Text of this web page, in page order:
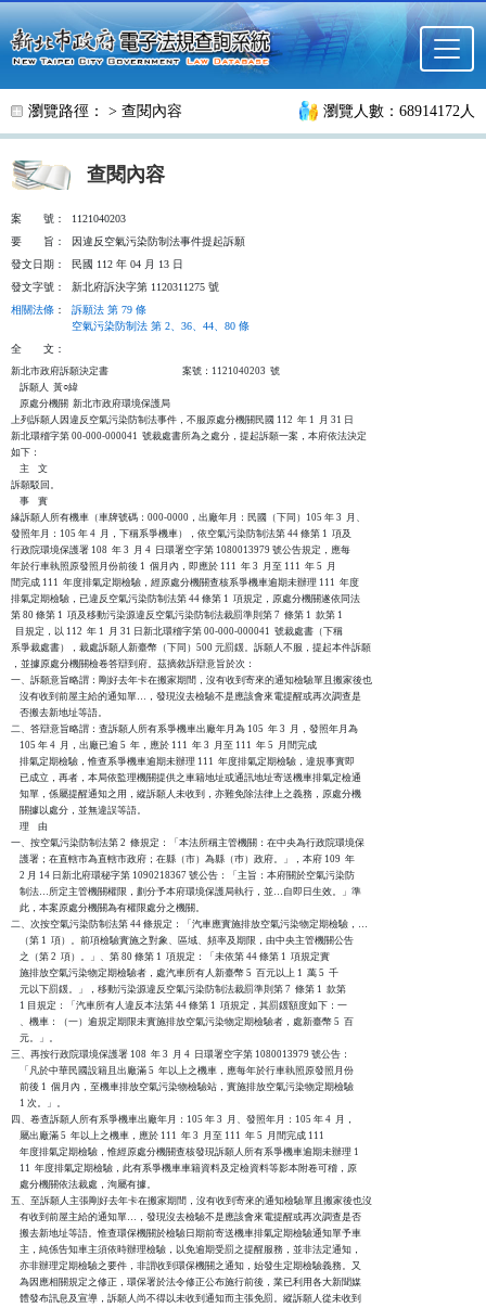
跳至主要內容
瀏覽路徑： > 查閱內容 瀏覽人數：68914172人
查閱內容
案 號：
1121040203
要
旨：
因違反空氣污染防制法事件提起訴願
發文日期：
民國 112 年 04 月 13 日
發文字號：
新北府訴決字第 1120311275 號
相關法條 ：
訴願法 第 79 條
空氣污染防制法 第 2、36、44、80 條
全
文：
新北市政府訴願決定書                                  案號：1121040203  號
    訴願人  黃○緯
    原處分機關  新北市政府環境保護局
上列訴願人因違反空氣污染防制法事件，不服原處分機關民國 112  年 1  月 31 日
新北環稽字第 00-000-000041  號裁處書所為之處分，提起訴願一案，本府依法決定
如下：
    主    文
訴願駁回。
    事    實
緣訴願人所有機車（車牌號碼：000-0000，出廠年月：民國（下同）105 年 3  月、
發照年月：105 年 4  月，下稱系爭機車），依空氣污染防制法第 44 條第 1  項及
行政院環境保護署 108  年 3  月 4  日環署空字第 1080013979 號公告規定，應每
年於行車執照原發照月份前後 1  個月內，即應於 111  年 3  月至 111  年 5  月
間完成 111  年度排氣定期檢驗，經原處分機關查核系爭機車逾期未辦理 111  年度
排氣定期檢驗，已違反空氣污染防制法第 44 條第 1  項規定，原處分機關遂依同法
第 80 條第 1  項及移動污染源違反空氣污染防制法裁罰準則第 7  條第 1  款第 1
  目規定，以 112  年 1  月 31 日新北環稽字第 00-000-000041  號裁處書（下稱
系爭裁處書），裁處訴願人新臺幣（下同）500 元罰鍰。訴願人不服，提起本件訴願
，並據原處分機關檢卷答辯到府。茲摘敘訴辯意旨於次：
一、訴願意旨略謂：剛好去年卡在搬家期間，沒有收到寄來的通知檢驗單且搬家後也
    沒有收到前屋主給的通知單…，發現沒去檢驗不是應該會來電提醒或再次調查是
    否搬去新地址等語。
二、答辯意旨略謂：查訴願人所有系爭機車出廠年月為 105  年 3  月，發照年月為
    105 年 4  月，出廠已逾 5  年，應於 111  年 3  月至 111  年 5  月間完成
    排氣定期檢驗，惟查系爭機車逾期未辦理 111  年度排氣定期檢驗，違規事實即
    已成立，再者，本局依監理機關提供之車籍地址或通訊地址寄送機車排氣定檢通
    知單，係屬提醒通知之用，縱訴願人未收到，亦難免除法律上之義務，原處分機
    關據以處分，並無違誤等語。
    理    由
一、按空氣污染防制法第 2  條規定：「本法所稱主管機關：在中央為行政院環境保
    護署；在直轄市為直轄市政府；在縣（市）為縣（巿）政府。」，本府 109  年
    2 月 14 日新北府環秘字第 1090218367 號公告：「主旨：本府關於空氣污染防
    制法…所定主管機關權限，劃分予本府環境保護局執行，並…自即日生效。」準
    此，本案原處分機關為有權限處分之機關。
二、次按空氣污染防制法第 44 條規定：「汽車應實施排放空氣污染物定期檢驗，…
    （第 1  項）。前項檢驗實施之對象、區域、頻率及期限，由中央主管機關公告
    之（第 2  項）。」、第 80 條第 1  項規定：「未依第 44 條第 1  項規定實
    施排放空氣污染物定期檢驗者，處汽車所有人新臺幣 5  百元以上 1  萬 5  千
    元以下罰鍰。」，移動污染源違反空氣污染防制法裁罰準則第 7  條第 1  款第
    1 目規定：「汽車所有人違反本法第 44 條第 1  項規定，其罰鍰額度如下：一
    、機車：（一）逾規定期限未實施排放空氣污染物定期檢驗者，處新臺幣 5  百
    元。」。
三、再按行政院環境保護署 108  年 3  月 4  日環署空字第 1080013979 號公告：
    「凡於中華民國設籍且出廠滿 5  年以上之機車，應每年於行車執照原發照月份
    前後 1  個月內，至機車排放空氣污染物檢驗站，實施排放空氣污染物定期檢驗
    1 次。」。
四、卷查訴願人所有系爭機車出廠年月：105 年 3  月、發照年月：105 年 4  月，
    屬出廠滿 5  年以上之機車，應於 111  年 3  月至 111  年 5  月間完成 111
    年度排氣定期檢驗，惟經原處分機關查核發現訴願人所有系爭機車逾期未辦理 1
    11  年度排氣定期檢驗，此有系爭機車車籍資料及定檢資料等影本附卷可稽，原
    處分機關依法裁處，洵屬有據。
五、至訴願人主張剛好去年卡在搬家期間，沒有收到寄來的通知檢驗單且搬家後也沒
    有收到前屋主給的通知單…，發現沒去檢驗不是應該會來電提醒或再次調查是否
    搬去新地址等語。惟查環保機關於檢驗日期前寄送機車排氣定期檢驗通知單予車
    主，純係告知車主須依時辦理檢驗，以免逾期受罰之提醒服務，並非法定通知，
    亦非辦理定期檢驗之要件，非謂收到環保機關之通知，始發生定期檢驗義務。又
    為因應相關規定之修正，環保署於法令修正公布施行前後，業已利用各大新聞媒
    體發布訊息及宣導，訴願人尚不得以未收到通知而主張免罰。縱訴願人從未收到